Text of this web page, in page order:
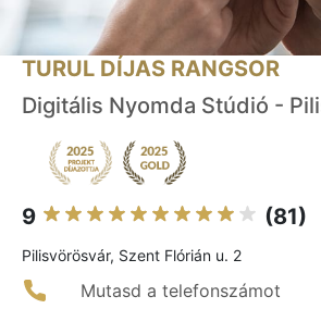
TURUL DÍJAS RANGSOR
Digitális Nyomda Stúdió -
9 (81)
Pilisvörösvár, Szent Flórián u. 2
Mutasd a telefonszámot